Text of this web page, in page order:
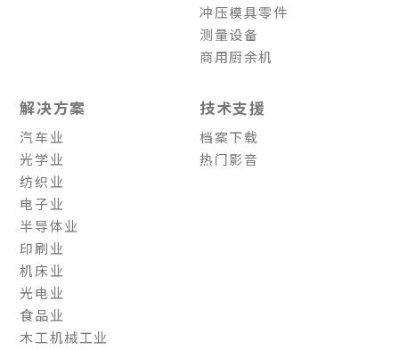
冲压模具零件
测量设备
商用厨余机
解决方案
汽车业
光学业
纺织业
电子业
半导体业
印刷业
机床业
光电业
食品业
木工机械工业
技术支援
档案下载
热门影音